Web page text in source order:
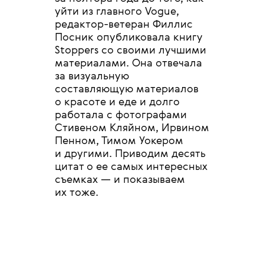
уйти из главного Vogue,
редактор-ветеран Филлис
Посник опубликовала книгу
Stoppers со своими лучшими
материалами. Она отвечала
за визуальную
составляющую материалов
о красоте и еде и долго
работала с фотографами
Стивеном Кляйном, Ирвином
Пенном, Тимом Уокером
и другими. Приводим десять
цитат о ее самых интересных
съемках — и показываем
их тоже.